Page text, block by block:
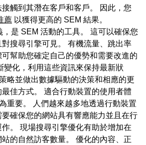
觸到其潛在客戶和客戶。 因此，您
薦 以獲得更高的 SEM 結果。
是 SEM 活動的工具。 這可以確保您
搜尋引擎可見。 有機流量、跳出率
幫助您確定自己的優勢和需要改進的
變化，利用這些資訊來保持最新狀
略並做出數據驅動的決策和相應的更
佳方式。 適合行動裝置的使用者體
重要。 人們越來越多地透過行動裝置
確保您的網站具有響應能力並且在行
。 現場搜尋引擎優化有助於增加在
的自然訪客數量。 優化的內容、正